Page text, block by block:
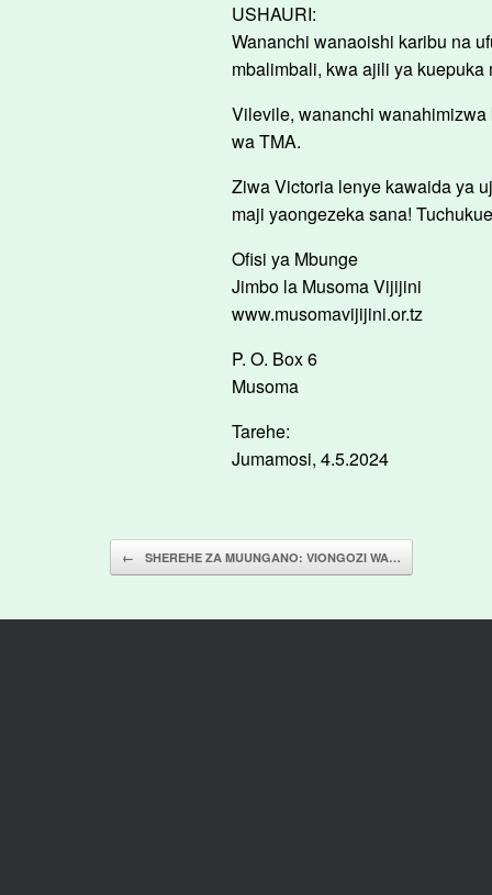
USHAURI:
Wananchi wanaoishi karibu na
mbalimbali, kwa ajili ya
Vilevile, wananchi
wa TMA.
Ziwa Victoria lenye kawaida ya
maji yaongezeka sana!
Ofisi ya Mbunge
Jimbo la Musoma Vijijini
www.musomavijijini.or.tz
P. O. Box 6
Musoma
Tarehe:
Jumamosi, 4.5.2024
Post navigation
← SHEREHE ZA MUUNGANO: VIONGOZI WA…